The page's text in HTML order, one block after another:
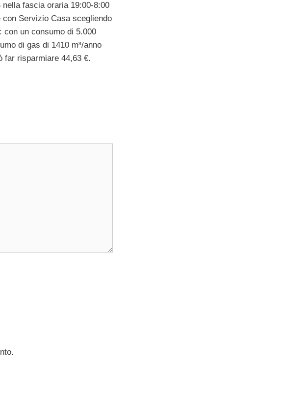
fascia oraria 19:00-8:00
Servizio Casa scegliendo
con un consumo di 5.000
di gas di 1410 m³/anno
far risparmiare 44,63 €.